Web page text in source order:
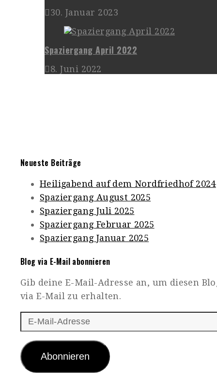
30. Januar 2023
Spaziergang April 2022
8. Juni 2022
Neueste Beiträge
Heiligabend auf dem Nordfriedhof 2024
Spaziergang August 2025
Spaziergang Juli 2025
Spaziergang Februar 2025
Spaziergang Januar 2025
Blog via E-Mail abonnieren
Gib deine E-Mail-Adresse an, um diesen
via E-Mail zu erhalten.
E-
Mail-
Adresse
Abonnieren